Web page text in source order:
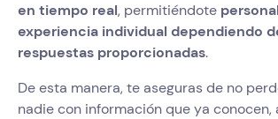
en tiempo real, permitiéndote
experiencia individual dependiendo
respuestas proporcionadas.
De esta manera, te aseguras de no
nadie con información que ya conocen,